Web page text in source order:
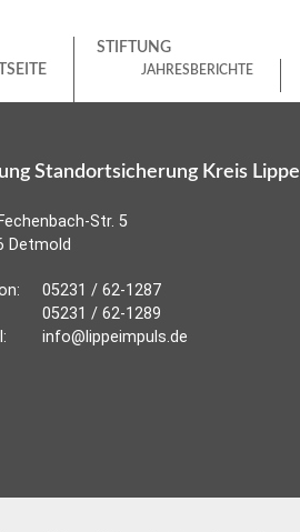
STIFTUNG
JAHRESBERICHTE
Standortsicherung Kreis Lippe
Str. 5
Detmold
05231 / 62-1287
05231 / 62-1289
info@lippeimpuls.de